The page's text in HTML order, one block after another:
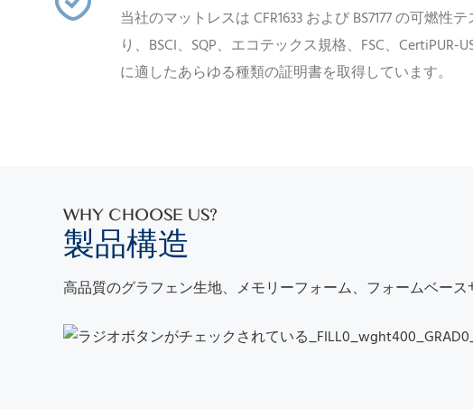
当社のマットレスは CFR1633 および BS7177 の可燃性
り、BSCI、SQP、エコテックス規格、FSC、CertiPUR-
に適したあらゆる種類の証明書を取得しています。
WHY CHOOSE US?
製品構造
高品質のグラフェン生地、メモリーフォーム、フォームベー